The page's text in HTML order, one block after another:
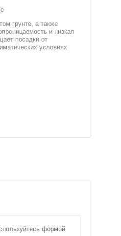
грунте, а также
и низкая
посадки от
условиях
формой